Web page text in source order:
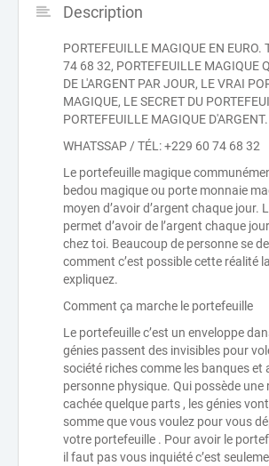
Description
PORTEFEUILLE MAGIQUE EN EURO.
74 68 32, PORTEFEUILLE MAGIQUE
DE L'ARGENT PAR JOUR, LE VRAI
MAGIQUE, LE SECRET DU
PORTEFEUILLE MAGIQUE D'ARGENT.
WHATSSAP / TÉL: +229 60 74 68 32
Le portefeuille magique
bedou magique ou porte monnaie
moyen d’avoir d’argent chaque jour.
permet d’avoir de l’argent chaque
chez toi. Beaucoup de personne se
comment c’est possible cette réalité
expliquez.
Comment ça marche le portefeuille
Le portefeuille c’est un enveloppe
génies passent des invisibles pour
société riches comme les banques et
personne physique. Qui possède une
cachée quelque parts , les génies
somme que vous voulez pour vous
votre portefeuille . Pour avoir le
il faut pas vous inquiété c’est